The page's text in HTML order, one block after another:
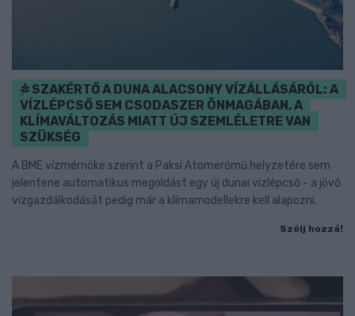
SZAKÉRTŐ A DUNA ALACSONY VÍZÁLLÁSÁRÓL: A
VÍZLÉPCSŐ SEM CSODASZER ÖNMAGÁBAN, A
KLÍMAVÁLTOZÁS MIATT ÚJ SZEMLÉLETRE VAN
SZÜKSÉG
A BME vízmérnöke szerint a Paksi Atomerőmű helyzetére sem
jelentene automatikus megoldást egy új dunai vízlépcső - a jövő
vízgazdálkodását pedig már a klímamodellekre kell alapozni.
Szólj hozzá!